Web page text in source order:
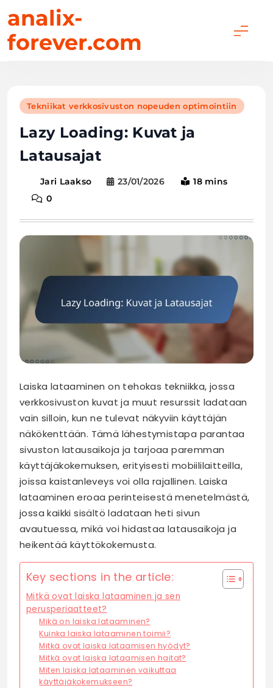
to
content
analix-
forever.com
Tekniikat verkkosivuston nopeuden optimointiin
Lazy Loading: Kuvat ja
Latausajat
Jari Laakso 23/01/2026
18 mins
0
Laiska lataaminen on tehokas tekniikka, jossa
verkkosivuston kuvat ja muut resurssit ladataan
vain silloin, kun ne tulevat näkyviin käyttäjän
näkökenttään. Tämä lähestymistapa parantaa
sivuston latausaikoja ja tarjoaa paremman
käyttäjäkokemuksen, erityisesti mobiililaitteilla,
joissa kaistanleveys voi olla rajallinen. Laiska
lataaminen eroaa perinteisestä menetelmästä,
jossa kaikki sisältö ladataan heti sivun
avautuessa, mikä voi hidastaa latausaikoja ja
heikentää käyttökokemusta.
Key sections in the article:
Mitkä ovat laiska lataaminen ja sen
perusperiaatteet?
Mikä on laiska lataaminen?
Kuinka laiska lataaminen toimii?
Mitkä ovat laiska lataamisen hyödyt?
Mitkä ovat laiska lataamisen haitat?
Miten laiska lataaminen vaikuttaa
käyttäjäkokemukseen?